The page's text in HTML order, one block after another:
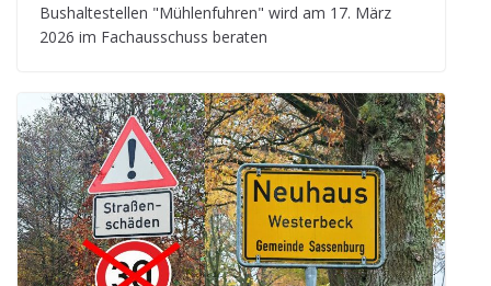
Bus­hal­te­stel­len "Müh­len­fuh­ren" wird am 17. März
2026 im Fach­aus­schuss beraten